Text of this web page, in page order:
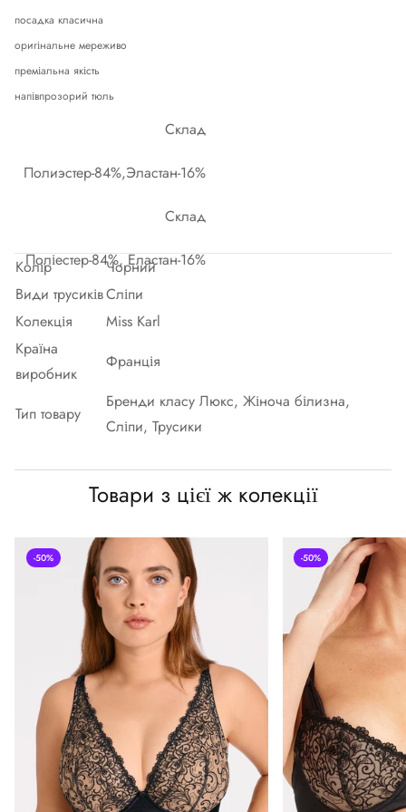
посадка класична
оригінальне мереживо
преміальна якість
напівпрозорий тюль
Склад
Полиэстер-84%,Эластан-16%
Склад
Поліестер-84%, Еластан-16%
Колір
Чорний
Види трусиківСліпи
Колекція
Miss Karl
Країна
виробник
Франція
Тип товару
Бренди класу Люкс, Жіноча білизна,
Сліпи, Трусики
Товари з цієї ж колекції
-50% -50%